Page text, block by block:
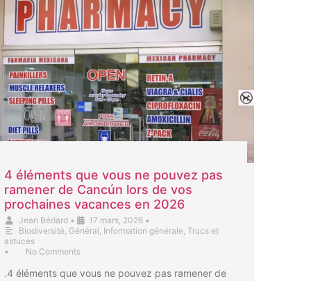
4 éléments que vous ne pouvez pas
ramener de Cancún lors de vos
prochaines vacances en 2026
Jean Bédard • 17 mars, 2026 •
Biodiversité, Général, Information générale, Trucs et
astuces
•
No Comments
.4 éléments que vous ne pouvez pas ramener de